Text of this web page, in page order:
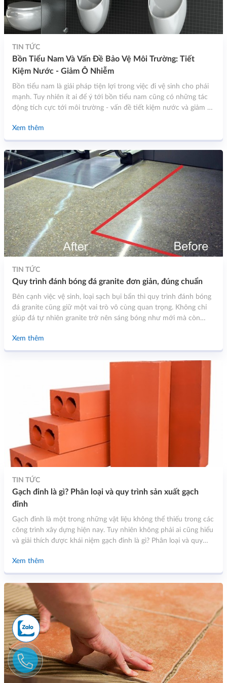
TIN TỨC
Bồn Tiểu Nam Và Vấn Đề Bảo Vệ Môi Trường: Tiết
Kiệm Nước - Giảm Ô Nhiễm
Bồn tiểu nam là giải pháp tiện lợi trong việc đi vệ sinh cho phái
mạnh. Tuy nhiên ít ai để ý tới bồn tiểu nam cũng có những tác
động tích cực tới môi trường - vấn đề tiết kiệm nước và giảm ô
Xem thêm
TIN TỨC
Quy trình đánh bóng đá granite đơn giản, đúng chuẩn
Bên cạnh việc vệ sinh, loại sạch bụi bẩn thì quy trình đánh bóng
đá granite cũng giữ một vai trò vô cùng quan trọng. Không chỉ
giúp đá tự nhiên granite trở nên sáng bóng như mới mà còn
hữu ích khác, quý khách hàng đừng bỏ lỡ bất kỳ nội dung thông
tin nào dưới đây.
Xem thêm
TIN TỨC
Gạch đinh là gì? Phân loại và quy trình sản xuất gạch
đinh
Gạch đinh là một trong những vật liệu không thể thiếu trong các
công trình xây dựng hiện nay. Tuy nhiên không phải ai cũng hiểu
và giải thích được khái niệm gạch đinh là gì? Phân loại và quy
tiết trong bài viết dưới đây của Bình Tùng Stone.
Xem thêm